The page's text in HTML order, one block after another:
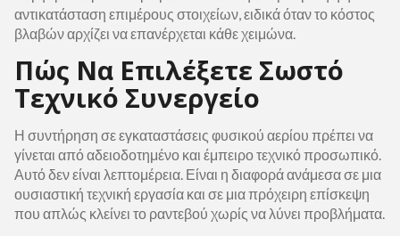
αντικατάσταση επιμέρους στοιχείων, ειδικά όταν το κόστος
βλαβών αρχίζει να επανέρχεται κάθε χειμώνα.
Πώς Να Επιλέξετε Σωστό
Τεχνικό Συνεργείο
Η συντήρηση σε εγκαταστάσεις φυσικού αερίου πρέπει να
γίνεται από αδειοδοτημένο και έμπειρο τεχνικό προσωπικό.
Αυτό δεν είναι λεπτομέρεια. Είναι η διαφορά ανάμεσα σε μια
ουσιαστική τεχνική εργασία και σε μια πρόχειρη επίσκεψη
που απλώς κλείνει το ραντεβού χωρίς να λύνει προβλήματα.